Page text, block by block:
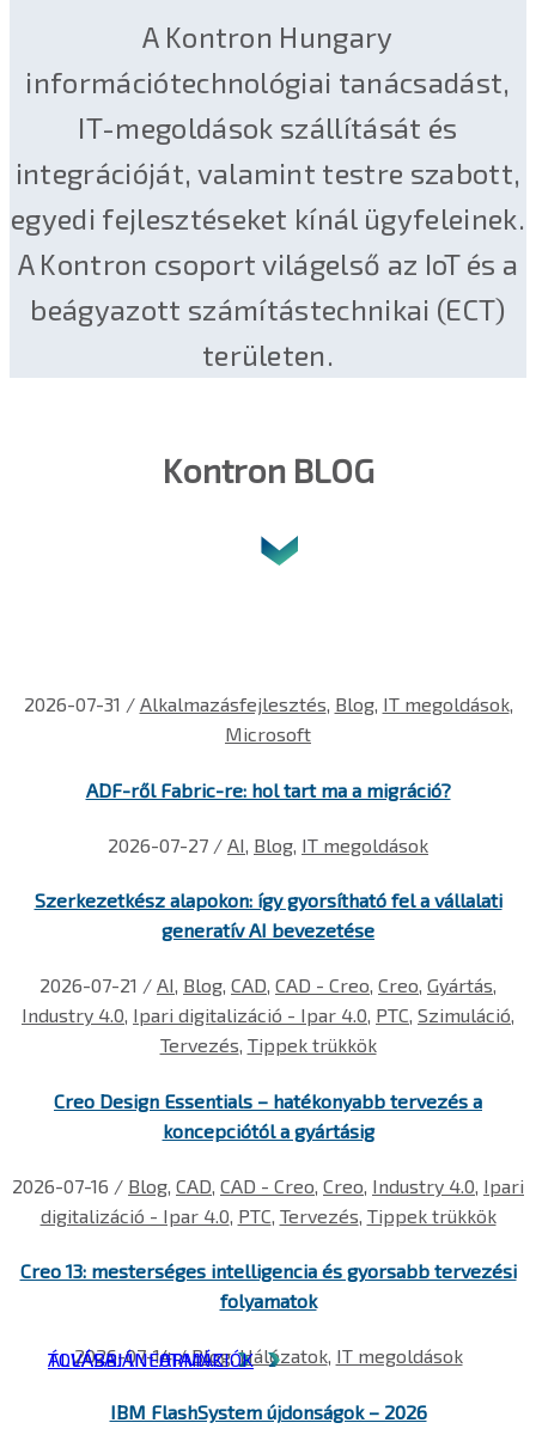
A Kontron Hungary
információtechnológiai tanácsadást,
IT-megoldások szállítását és
integrációját, valamint testre szabott,
egyedi fejlesztéseket kínál ügyfeleinek.
A Kontron csoport világelső az IoT és a
beágyazott számítástechnikai (ECT)
területen.
Kontron BLOG
2026-07-31 / Alkalmazásfejlesztés, Blog, IT megoldások,
Microsoft
ADF-ről Fabric-re: hol tart ma a migráció?
2026-07-27 / AI, Blog, IT megoldások
Szerkezetkész alapokon: így gyorsítható fel a vállalati
generatív AI bevezetése
2026-07-21 / AI, Blog, CAD, CAD - Creo, Creo, Gyártás,
Industry 4.0, Ipari digitalizáció - Ipar 4.0, PTC, Szimuláció,
Tervezés, Tippek trükkök
Creo Design Essentials – hatékonyabb tervezés a
koncepciótól a gyártásig
2026-07-16 / Blog, CAD, CAD - Creo, Creo, Industry 4.0, Ipari
digitalizáció - Ipar 4.0, PTC, Tervezés, Tippek trükkök
Creo 13: mesterséges intelligencia és gyorsabb tervezési
folyamatok
2026-07-14/Blog,Hálózatok, IT megoldások
IBM FlashSystem újdonságok – 2026
ÁLLÁSAJÁNLATAINK
TOVÁBBI INFORMÁCIÓK